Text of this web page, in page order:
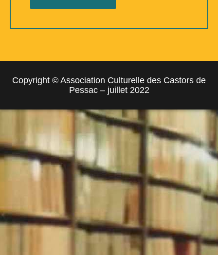
Copyright © Association Culturelle des Castors de
Pessac – juillet 2022